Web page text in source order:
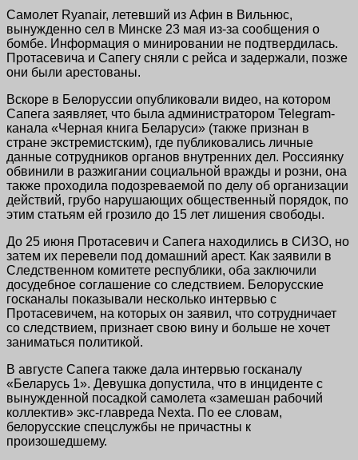
Самолет Ryanair, летевший из Афин в Вильнюс,
вынужденно сел в Минске 23 мая из-за сообщения о
бомбе. Информация о минировании не подтвердилась.
Протасевича и Сапегу сняли с рейса и задержали, позже
они были арестованы.
Вскоре в Белоруссии опубликовали видео, на котором
Сапега заявляет, что была администратором Telegram-
канала «Черная книга Беларуси» (также признан в
стране экстремистским), где публиковались личные
данные сотрудников органов внутренних дел. Россиянку
обвинили в разжигании социальной вражды и розни, она
также проходила подозреваемой по делу об организации
действий, грубо нарушающих общественный порядок, по
этим статьям ей грозило до 15 лет лишения свободы.
До 25 июня Протасевич и Сапега находились в СИЗО, но
затем их перевели под домашний арест. Как заявили в
Следственном комитете республики, оба заключили
досудебное соглашение со следствием. Белорусские
госканалы показывали несколько интервью с
Протасевичем, на которых он заявил, что сотрудничает
со следствием, признает свою вину и больше не хочет
заниматься политикой.
В августе Сапега также дала интервью госканалу
«Беларусь 1». Девушка допустила, что в инциденте с
вынужденной посадкой самолета «замешан рабочий
коллектив» экс-главреда Nexta. По ее словам,
белорусские спецслужбы не причастны к
произошедшему.